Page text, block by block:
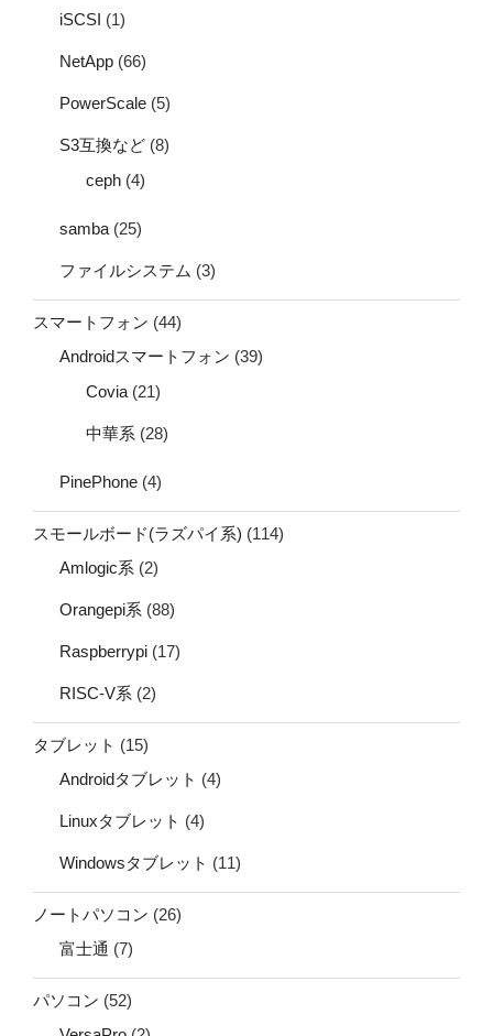
iSCSI (1)
NetApp (66)
PowerScale (5)
S3互換など (8)
ceph (4)
samba (25)
ファイルシステム (3)
スマートフォン (44)
Androidスマートフォン (39)
Covia (21)
中華系 (28)
PinePhone (4)
スモールボード(ラズパイ系) (114)
Amlogic系 (2)
Orangepi系 (88)
Raspberrypi (17)
RISC-V系 (2)
タブレット (15)
Androidタブレット (4)
Linuxタブレット (4)
Windowsタブレット (11)
ノートパソコン (26)
富士通 (7)
パソコン (52)